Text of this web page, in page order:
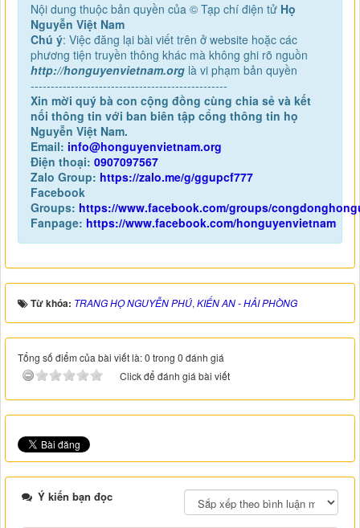
Nội dung thuộc bản quyền của © Tạp chí điện tử Họ
Nguyễn Việt Nam
Chú ý: Việc đăng lại bài viết trên ở website hoặc các
phương tiện truyền thông khác mà không ghi rõ nguồn
http://honguyenvietnam.org là vi phạm bản quyền
-------------------------------------------------
Xin mời quý bà con cộng đồng cùng chia sẻ và kết
nối thông tin với ban biên tập cổng thông tin họ
Nguyễn Việt Nam.
Email: info@honguyenvietnam.org
Điện thoại: 0907097567
Zalo Group: https://zalo.me/g/ggupcf777
Facebook
Groups: https://www.facebook.com/groups/
Fanpage: https://www.facebook.com/honguyenvietnam
Từ khóa: TRANG HỌ NGUYỄN PHÚ,KIẾN AN - HẢI PHÒNG
Tổng số điểm của bài viết là: 0 trong 0 đánh giá
Click để đánh giá bài viết
Ý kiến bạn đọc